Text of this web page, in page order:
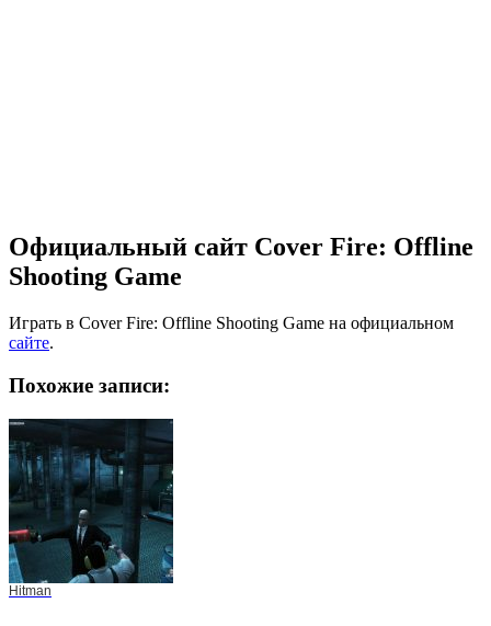
Официальный сайт Cover Fire: Offline
Shooting Game
Играть в Cover Fire: Offline Shooting Game на официальном
сайте.
Похожие записи:
Hitman